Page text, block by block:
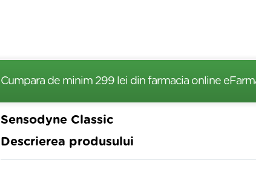
Cumpara de minim 299 lei din farmacia online
Sensodyne Classic
Descrierea produsului